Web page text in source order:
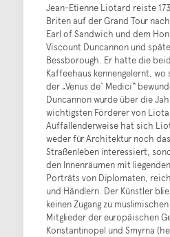
Jean-Etienne Liotard reiste
Briten auf der Grand Tour
Earl of Sandwich und dem
Viscount Duncannon und
Bessborough. Er hatte die
Kaffeehaus kennengelernt,
der „Venus de‘ Medici“
Duncannon wurde über die
wichtigsten Förderer von
Auffallenderweise hat sich
weder für Architektur noch
Straßenleben interessiert,
den Innenräumen mit
Porträts von Diplomaten,
und Händlern. Der Künstler
keinen Zugang zu
Mitglieder der europäischen
Konstantinopel und Smyrna